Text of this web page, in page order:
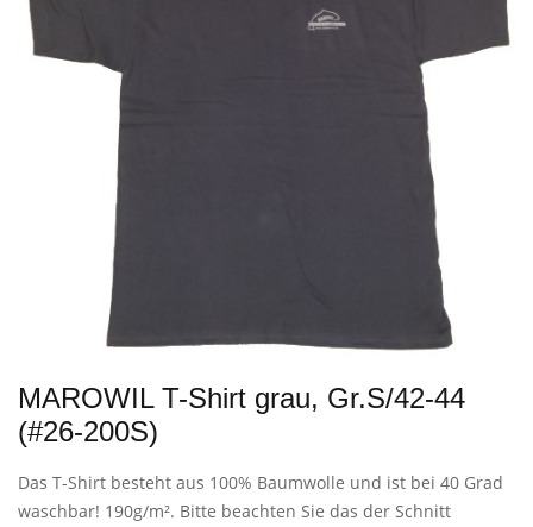
MAROWIL T-Shirt grau, Gr.S/42-44
(#26-200S)
Das T-Shirt besteht aus 100% Baumwolle und ist bei 40 Grad
waschbar! 190g/m². Bitte beachten Sie das der Schnitt